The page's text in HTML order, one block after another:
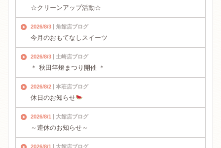
☆クリーンアップ活動☆
2026/8/3 角館店ブログ
今月のおもてなしスイーツ
2026/8/3 土崎店ブログ
＊ 秋田竿燈まつり開催 ＊
2026/8/2 本荘店ブログ
休日のお知らせ
2026/8/1 大館店ブログ
～連休のお知らせ～
2026/8/1 大館店ブログ